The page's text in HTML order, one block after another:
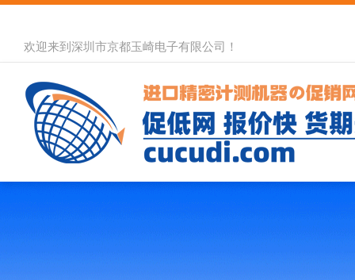
欢迎来到深圳市京都玉崎电子有限公司！